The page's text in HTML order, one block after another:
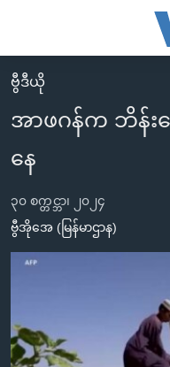
လွယ်ကူ
စေ
Link
များ
ပင်မ
အကြောင်းအရာ
ကြည့်
ရန်
မူလစာမျက်နှာ
မြန်မာ
ကမ္ဘာ့သတင်းများ
အမေရိကန်
တရုတ်
သတင်းလွတ်လပ်ခွင့်
ရပ်ဝန်းတခု လမ်းတခု အ
မကြေးမုံရဲ့ အင်္ဂလိပ်စာ
ရေဒီယို
ရေဒီယိုနှင့်ရုပ်သံ အချက်အ
ဗွီဒီယို
အာဖဂန်က ဘိန်
နေ
၃၀ စက္တင္ဘာ၊ ၂၀၂၄
ဗွီအိုအေ (မြန်မာဌာန)
No media